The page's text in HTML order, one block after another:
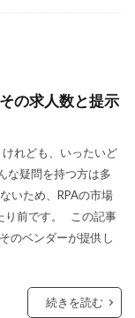
の求人数と提示
れども、いったいど
な疑問を持つ方は多
いため、RPAの市場
り前です。 この記事
のベンダーが提供し
続きを読む